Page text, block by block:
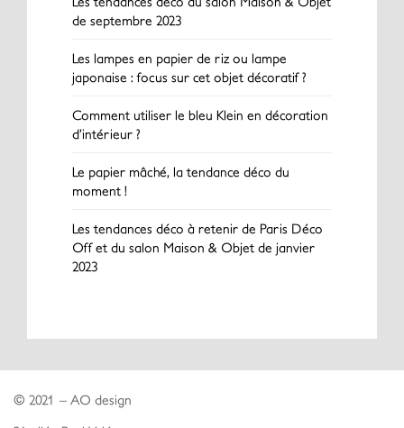
de septembre 2023
Les lampes en papier de riz ou lampe
japonaise : focus sur cet objet décoratif ?
Comment utiliser le bleu Klein en décoration
d’intérieur ?
Le papier mâché, la tendance déco du
moment !
Les tendances déco à retenir de Paris Déco
Off et du salon Maison & Objet de janvier
2023
© 2021 – AO design